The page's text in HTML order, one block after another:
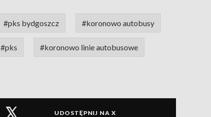
#pks bydgoszcz #koronowo autobusy
#pks #koronowo linie autobusowe
UDOSTĘPNIJ NA X